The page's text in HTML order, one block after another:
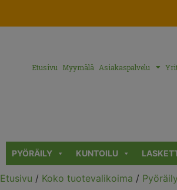
Etusivu Myymälä Asiakaspalvelu
PYÖRÄILY KUNTOILU
Etusivu / Koko tuotevalikoima / Pyöräily